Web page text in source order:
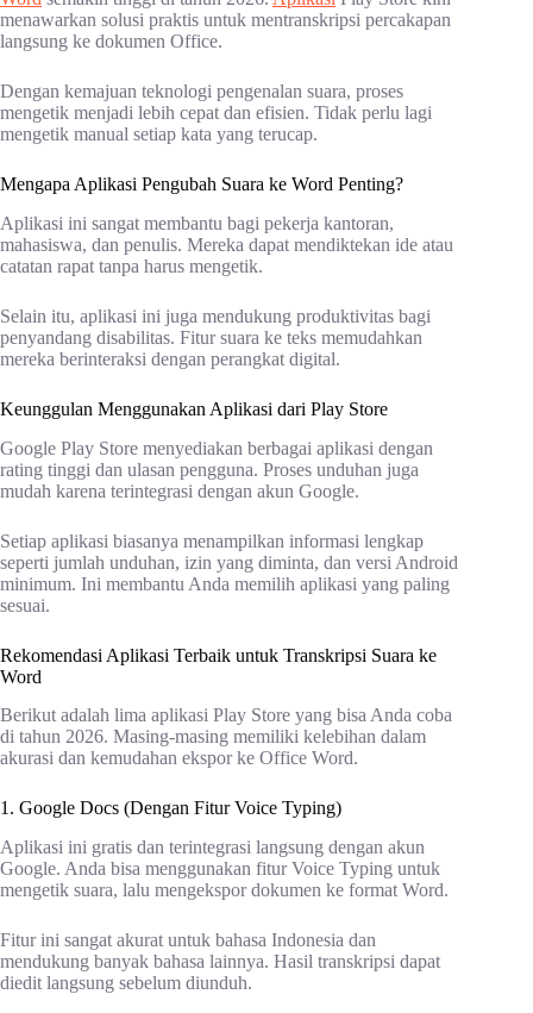
menawarkan solusi praktis untuk mentranskripsi percakapan
langsung ke dokumen Office.
Dengan kemajuan teknologi pengenalan suara, proses
mengetik menjadi lebih cepat dan efisien. Tidak perlu lagi
mengetik manual setiap kata yang terucap.
Mengapa Aplikasi Pengubah Suara ke Word Penting?
Aplikasi ini sangat membantu bagi pekerja kantoran,
mahasiswa, dan penulis. Mereka dapat mendiktekan ide atau
catatan rapat tanpa harus mengetik.
Selain itu, aplikasi ini juga mendukung produktivitas bagi
penyandang disabilitas. Fitur suara ke teks memudahkan
mereka berinteraksi dengan perangkat digital.
Keunggulan Menggunakan Aplikasi dari Play Store
Google Play Store menyediakan berbagai aplikasi dengan
rating tinggi dan ulasan pengguna. Proses unduhan juga
mudah karena terintegrasi dengan akun Google.
Setiap aplikasi biasanya menampilkan informasi lengkap
seperti jumlah unduhan, izin yang diminta, dan versi Android
minimum. Ini membantu Anda memilih aplikasi yang paling
sesuai.
Rekomendasi Aplikasi Terbaik untuk Transkripsi Suara ke
Word
Berikut adalah lima aplikasi Play Store yang bisa Anda coba
di tahun 2026. Masing-masing memiliki kelebihan dalam
akurasi dan kemudahan ekspor ke Office Word.
1. Google Docs (Dengan Fitur Voice Typing)
Aplikasi ini gratis dan terintegrasi langsung dengan akun
Google. Anda bisa menggunakan fitur Voice Typing untuk
mengetik suara, lalu mengekspor dokumen ke format Word.
Fitur ini sangat akurat untuk bahasa Indonesia dan
mendukung banyak bahasa lainnya. Hasil transkripsi dapat
diedit langsung sebelum diunduh.